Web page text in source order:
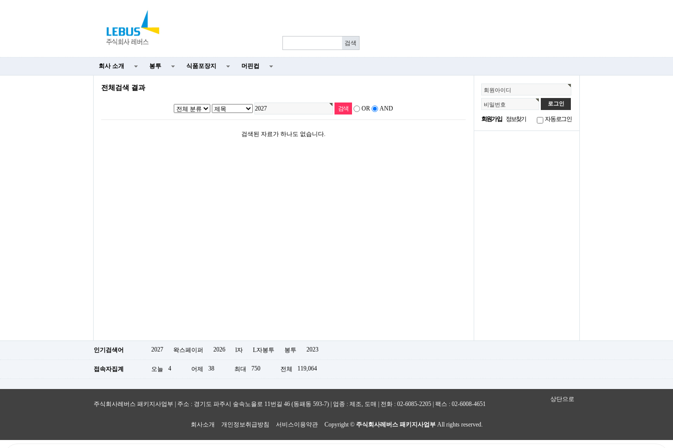
회사 소개 봉투 식품포장지 머핀컵
회원아이디
비밀번호
회원가입 정보찾기 자동로그인
전체검색 결과
OR AND
검색된 자료가 하나도 없습니다.
인기검색어 2027 왁스페이퍼 2026 l자 L자봉투 봉투 2023
접속자집계 오늘 4 어제 38 최대 750 전체 119,064
주식회사레버스 패키지사업부 | 주소 : 경기도 파주시 숲속노을로 11번길 46 (동패동 593-7) | 업종 : 제조, 도매 | 전화 : 02-6085-2205 | 팩스 : 02-6008-4651
회사소개 개인정보취급방침 서비스이용약관 Copyright © 주식회사레버스 패키지사업부All rights reserved.
상단으로